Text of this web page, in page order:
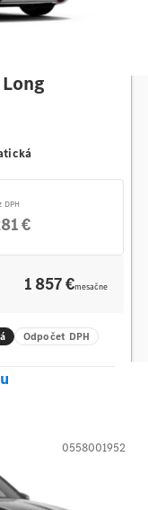
DPH
€
1 857 €mesačne
Odpočet DPH
0558001952